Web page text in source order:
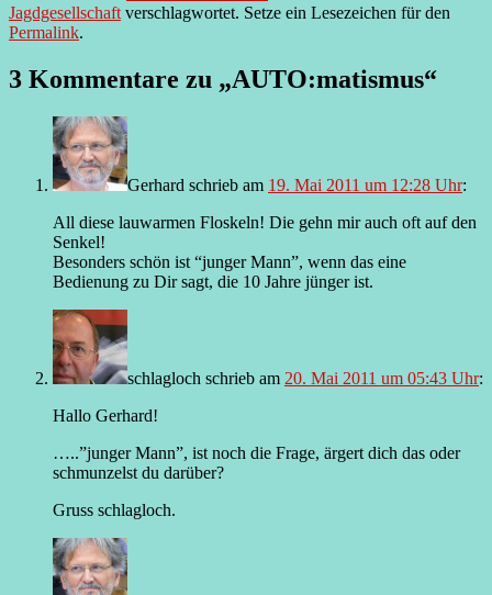
Jagdgesellschaft verschlagwortet. Setze ein Lesezeichen für den
Permalink.
3 Kommentare zu „AUTO:matismus“
Gerhard schrieb am 19. Mai 2011 um 12:28 Uhr:
All diese lauwarmen Floskeln! Die gehn mir auch oft auf den
Senkel!
Besonders schön ist “junger Mann”, wenn das eine
Bedienung zu Dir sagt, die 10 Jahre jünger ist.
schlagloch schrieb am 20. Mai 2011 um 05:43 Uhr:
Hallo Gerhard!
…..”junger Mann”, ist noch die Frage, ärgert dich das oder
schmunzelst du darüber?
Gruss schlagloch.